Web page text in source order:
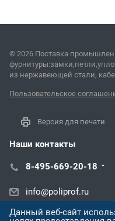
© 2026 Поставка
из нержавеющей стали,
Пользовательское
Версия для печати
Наши контакты
8-495-669-20-18
info@poliprof.ru
ул. Торпедо, 45В
Данный веб-сайт